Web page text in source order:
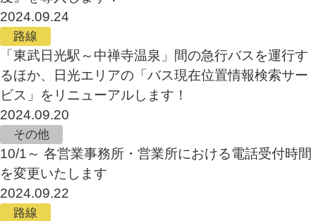
2024.09.24
路線
「東武日光駅～中禅寺温泉」間の急行バスを運行す
るほか、日光エリアの「バス現在位置情報検索サー
ビス」をリニューアルします！
2024.09.20
その他
10/1～ 各営業事務所・営業所における電話受付時間
を変更いたします
2024.09.22
路線